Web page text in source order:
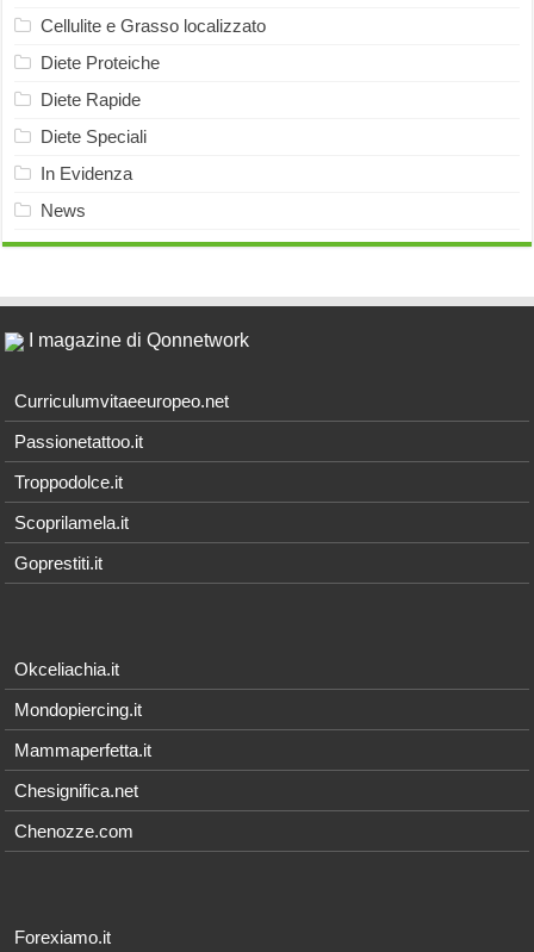
Cellulite e Grasso localizzato
Diete Proteiche
Diete Rapide
Diete Speciali
In Evidenza
News
I magazine di Qonnetwork
Curriculumvitaeeuropeo.net
Passionetattoo.it
Troppodolce.it
Scoprilamela.it
Goprestiti.it
Okceliachia.it
Mondopiercing.it
Mammaperfetta.it
Chesignifica.net
Chenozze.com
Forexiamo.it